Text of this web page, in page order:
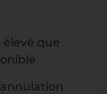
élevé que